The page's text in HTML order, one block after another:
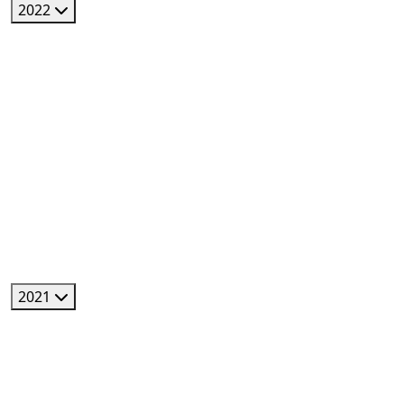
2022
2021